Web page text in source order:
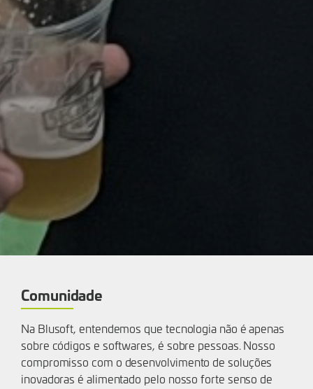
Comunidade
Na Blusoft, entendemos que tecnologia não é apenas
sobre códigos e softwares, é sobre pessoas. Nosso
compromisso com o desenvolvimento de soluções
inovadoras é alimentado pelo nosso forte senso de